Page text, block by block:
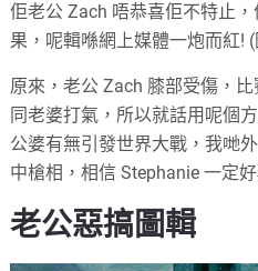
佢老公 Zach 唔恭喜佢不特止
果，呢輯喺網上媒體一炮而紅!
原來，老公 Zach 膝部受傷，
同老婆打氣，所以就話用呢個
公婆有無引發世界大戰，我哋
中槍相，相信 Stephanie 一定好
老公惡搞圖輯